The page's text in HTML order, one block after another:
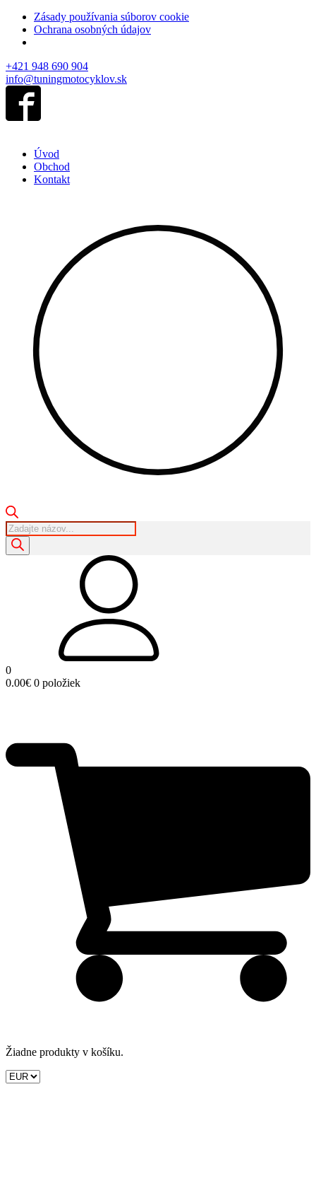
Zásady používania súborov cookie
Ochrana osobných údajov
+421 948 690 904
info@tuningmotocyklov.sk
Úvod
Obchod
Kontakt
Products
search
0
0.00€ 0 položiek
Žiadne produkty v košíku.